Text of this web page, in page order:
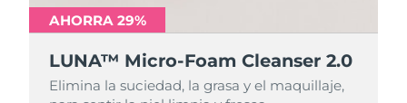
AHORRA 29%
LUNA™ Micro-Foam Cleanser 2.0
Elimina la suciedad, la grasa y el maquillaje,
AHORRA 29%
LUNA™ Micro-Foam Cleanser 2.0
Elimina la suciedad, la grasa y el maquillaje,